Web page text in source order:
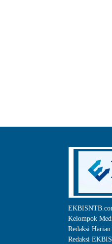
Kelompok
Redaksi
Redaksi